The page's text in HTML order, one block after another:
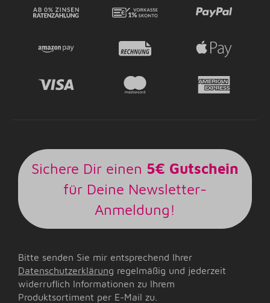
Sichere Dir einen 5€ Gutschein
für Deine Newsletter-
Anmeldung!
Bitte senden Sie mir entsprechend Ihrer
Datenschutzerklärung regelmäßig und jederzeit
widerruflich Informationen zu Ihrem
Produktsortiment per E-Mail zu.